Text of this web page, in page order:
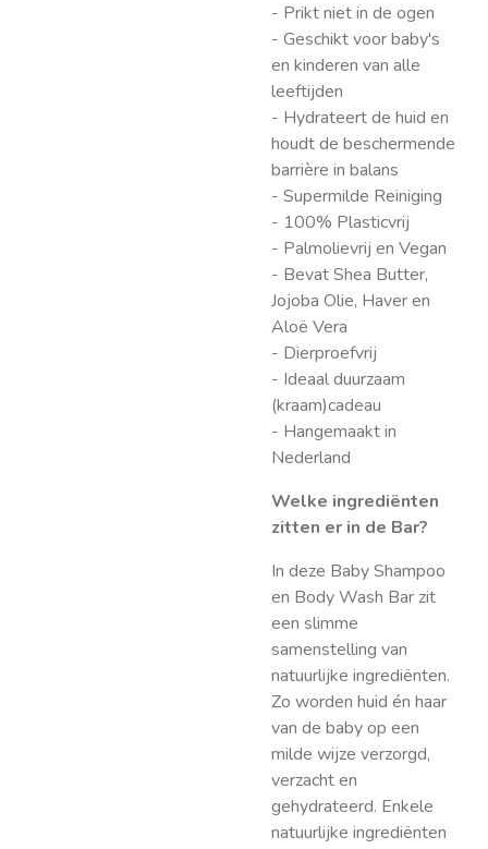
- Prikt niet in de ogen
- Geschikt voor baby's
en kinderen van alle
leeftijden
- Hydrateert de huid en
houdt de beschermende
barrière in balans
- Supermilde Reiniging
- 100% Plasticvrij
- Palmolievrij en Vegan
- Bevat Shea Butter,
Jojoba Olie, Haver en
Aloë Vera
- Dierproefvrij
- Ideaal duurzaam
(kraam)cadeau
- Hangemaakt in
Nederland
Welke ingrediënten
zitten er in de Bar?
In deze Baby Shampoo
en Body Wash Bar zit
een slimme
samenstelling van
natuurlijke ingrediënten.
Zo worden huid én haar
van de baby op een
milde wijze verzorgd,
verzacht en
gehydrateerd. Enkele
natuurlijke ingrediënten